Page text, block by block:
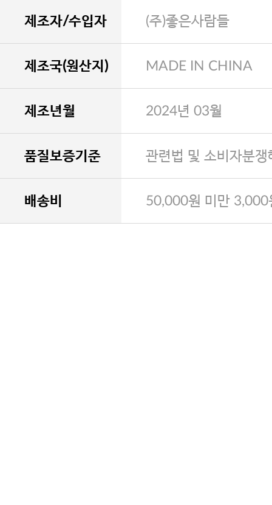
제조자/수입자 (주)좋은사람들
제조국(원산지) MADE IN CHINA
제조년월 2024년 03월
품질보증기준 관련법 및 소비자분
배송비 50,000원 미만 3,000